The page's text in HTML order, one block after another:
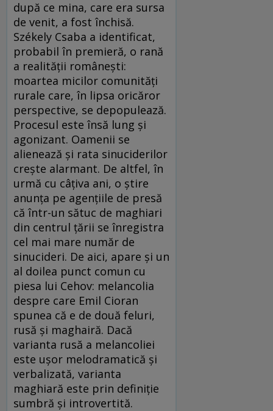
după ce mina, care era sursa
de venit, a fost închisă.
Székely Csaba a identificat,
probabil în premieră, o rană
a realităţii româneşti:
moartea micilor comunităţi
rurale care, în lipsa oricăror
perspective, se depopulează.
Procesul este însă lung şi
agonizant. Oamenii se
alienează şi rata sinuciderilor
creşte alarmant. De altfel, în
urmă cu câţiva ani, o ştire
anunţa pe agenţiile de presă
că într-un sătuc de maghiari
din centrul ţării se înregistra
cel mai mare număr de
sinucideri. De aici, apare şi un
al doilea punct comun cu
piesa lui Cehov: melancolia
despre care Emil Cioran
spunea că e de două feluri,
rusă şi maghairă. Dacă
varianta rusă a melancoliei
este uşor melodramatică şi
verbalizată, varianta
maghiară este prin definiţie
sumbră şi introvertită.